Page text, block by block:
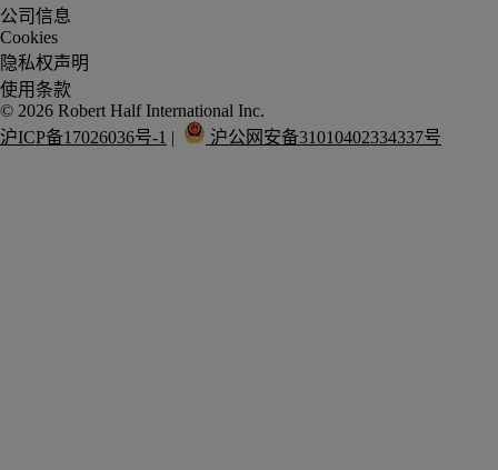
公司信息
Cookies
隐私权声明
使用条款
沪ICP备17026036号-1 | 沪公网安备31010402334337号